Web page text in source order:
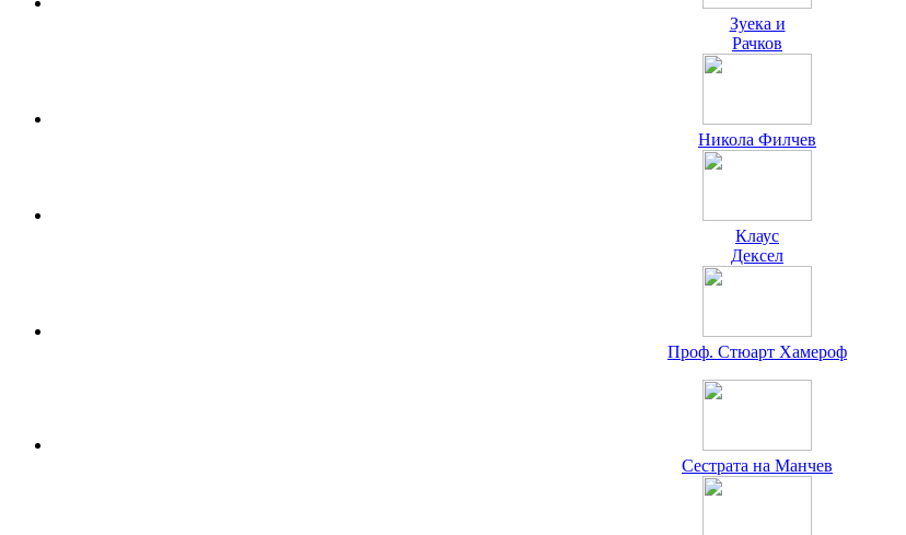
Зуека и
Рачков
Никола Филчев
Клаус
Дексел
Проф. Стюарт Хамероф
Сестрата на Манчев